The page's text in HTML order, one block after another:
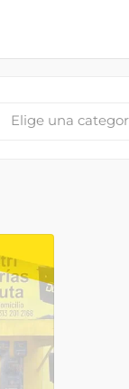
Elige una